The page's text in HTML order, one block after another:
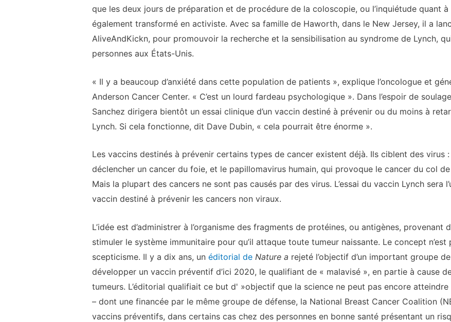
que les deux jours de préparation et de procédure de la coloscopie, ou l’inquiétude quant à
également transformé en activiste. Avec sa famille de Haworth, dans le New Jersey, il a
AliveAndKickn, pour promouvoir la recherche et la sensibilisation au syndrome de Lynch,
personnes aux États-Unis.
« Il y a beaucoup d’anxiété dans cette population de patients », explique l’oncologue et
Anderson Cancer Center. « C’est un lourd fardeau psychologique ». Dans l’espoir de
Sanchez dirigera bientôt un essai clinique d’un vaccin destiné à prévenir ou du moins à
Lynch. Si cela fonctionne, dit Dave Dubin, « cela pourrait être énorme ».
Les vaccins destinés à prévenir certains types de cancer existent déjà. Ils ciblent des virus
déclencher un cancer du foie, et le papillomavirus humain, qui provoque le cancer du col
Mais la plupart des cancers ne sont pas causés par des virus. L’essai du vaccin Lynch sera
vaccin destiné à prévenir les cancers non viraux.
L’idée est d’administrer à l’organisme des fragments de protéines, ou antigènes, provenant
stimuler le système immunitaire pour qu’il attaque toute tumeur naissante. Le concept
scepticisme. Il y a dix ans, un éditorial deNature a rejeté l’objectif d’un important groupe
développer un vaccin préventif d’ici 2020, le qualifiant de « malavisé », en partie à cause
tumeurs. L’éditorial qualifiait ce but d' »objectif que la science ne peut pas encore atteindre
– dont une financée par le même groupe de défense, la National Breast Cancer Coalition
vaccins préventifs, dans certains cas chez des personnes en bonne santé présentant un